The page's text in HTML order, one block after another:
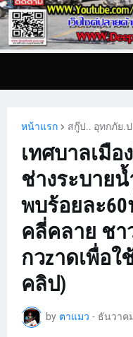
หน้าแรก สกู๊ป.. อุทกภัย.
เทศบาลเมื
ช่างระบาย
พบร้อยละ
คลี่คลาย ชา
กวzาดเพื่อ
คลิป)
by ตาแมว - ธันวาค